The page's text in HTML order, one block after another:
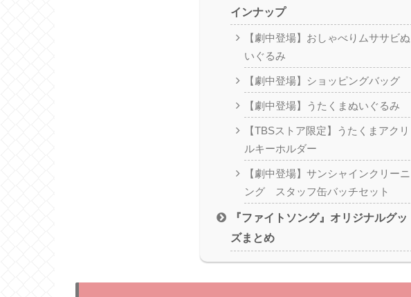
インナップ
【劇中登場】おしゃべりムササビぬ
いぐるみ
【劇中登場】ショッピングバッグ
【劇中登場】うたくまぬいぐるみ
【TBSストア限定】うたくまアクリ
ルキーホルダー
【劇中登場】サンシャインクリーニ
ング スタッフ缶バッチセット
『ファイトソング』オリジナルグッ
ズまとめ